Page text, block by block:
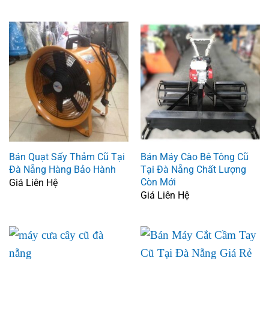
Bán Quạt Sấy Thảm Cũ Tại
Đà Nẵng Hàng Bảo Hành
Giá Liên Hệ
Bán Máy Cào Bê Tông Cũ
Tại Đà Nẵng Chất Lượng
Còn Mới
Giá Liên Hệ